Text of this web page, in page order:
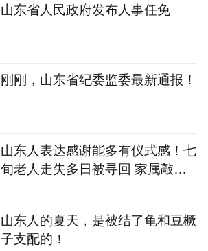
山东省人民政府发布人事任免
刚刚，山东省纪委监委最新通报！
山东人表达感谢能多有仪式感！七
旬老人走失多日被寻回 家属敲锣
山东人的夏天，是被结了龟和豆橛
子支配的！